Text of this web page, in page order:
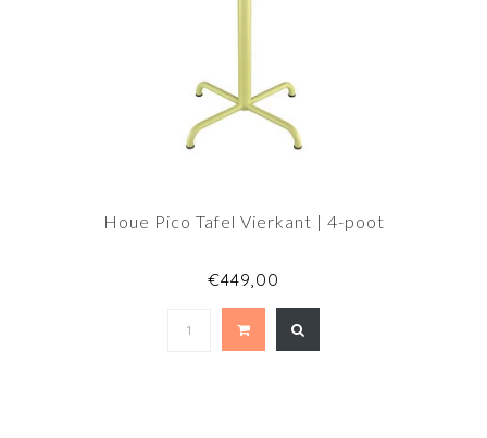
Houe Pico Tafel Vierkant | 4-poot
€449,00